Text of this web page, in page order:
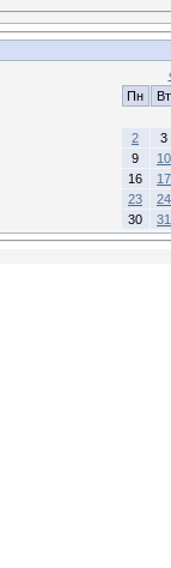
Пн
Вт
2
3
9
10
16
17
23
24
30
31